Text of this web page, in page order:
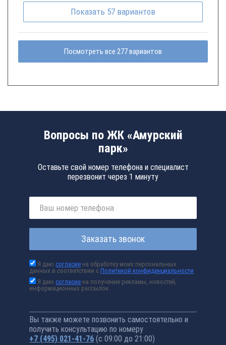
Показать 57 вариантов
Посмотреть все 277 вариантов
Вопросы по ЖК «Амурский
парк»
Оставьте свой номер телефона и специалист
перезвонит через 1 минуту
Заказать звонок
Я даюсогласие на обработку моих персональных
данных в соответствии сПолитикой конфиденциальности
Я даюсогласие на получение рекламы, новостей,
информационных рассылок
Вы также можете позвонить самостоятельно и
получить консультацию по номеру
+7 (495) 021-41-76 (с 09:00 до 21:00)